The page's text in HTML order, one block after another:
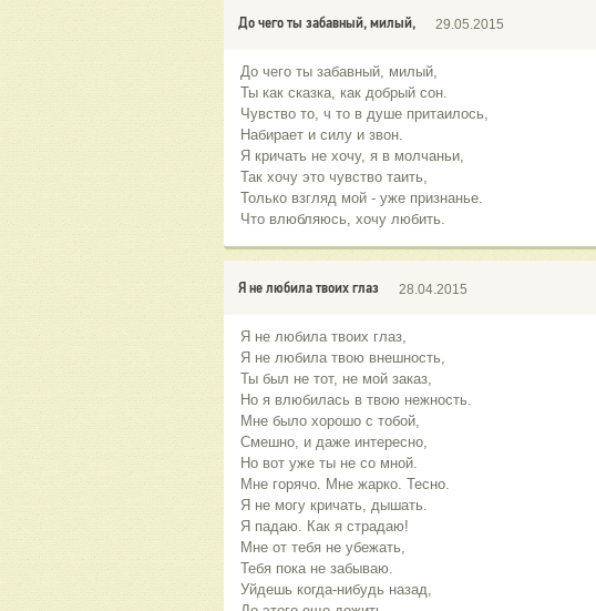
До чего ты забавный, милый, 29.05.2015
До чего ты забавный, милый,
Ты как сказка, как добрый сон.
Чувство то, ч то в душе притаилось,
Набирает и силу и звон.
Я кричать не хочу, я в молчаньи,
Так хочу это чувство таить,
Только взгляд мой - уже признанье.
Что влюбляюсь, хочу любить.
Я не любила твоих глаз 28.04.2015
Я не любила твоих глаз,
Я не любила твою внешность,
Ты был не тот, не мой заказ,
Но я влюбилась в твою нежность.
Мне было хорошо с тобой,
Смешно, и даже интересно,
Но вот уже ты не со мной.
Мне горячо. Мне жарко. Тесно.
Я не могу кричать, дышать.
Я падаю. Как я страдаю!
Мне от тебя не убежать,
Тебя пока не забываю.
Уйдешь когда-нибудь назад,